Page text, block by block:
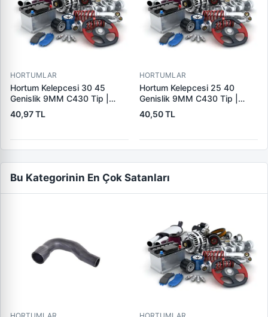
HORTUMLAR
Hortum Kelepcesi 30 45
Genislik 9MM C430 Tip |
ERBI C430 30-45
40,97 TL
HORTUMLAR
Hortum Kelepcesi 25 40
Genislik 9MM C430 Tip |
ERBI C430 25-40
40,50 TL
Bu Kategorinin En Çok Satanları